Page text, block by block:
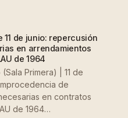
11 de junio: repercusión
en arrendamientos
de 1964
Primera) | 11 de
de
en contratos
de 1964…